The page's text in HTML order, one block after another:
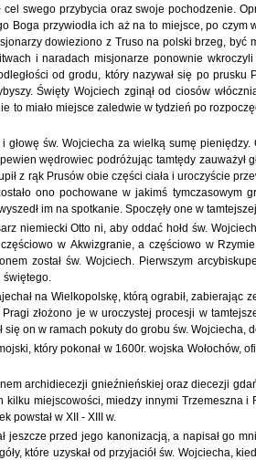
cel swego przybycia oraz swoje pochodzenie.
Boga przywiodła ich aż na to miejsce, po czym
dowieziono z Truso na polski brzeg,
i naradach misjonarze ponownie
od grodu, który nazywał się po
Święty Wojciech zginął od ciosów
to miało miejsce zaledwie w tydzień po
i głowę św. Wojciecha za wielką sumę
wędrowiec podróżując tamtędy zauważył
z rąk Prusów obie części ciała i uroczyście
ono pochowane w jakimś
im na spotkanie. Spoczęły one w
niemiecki Otto ni, aby oddać hołd św.
w Akwizgranie, a częściowo w
został św. Wojciech. Pierwszym
świętego.
na Wielkopolskę, którą ograbił,
złożono je w uroczystej procesji w
on w ramach pokuty do grobu św.
który pokonał w 1600r. wojska Wołochów,
archidiecezji gnieźnieńskiej oraz diecezji
miejscowości, miedzy innymi Trzemeszna
powstał w XII - XIII w.
jeszcze przed jego kanonizacją, a napisał go
które uzyskał od przyjaciół św. Wojciecha,